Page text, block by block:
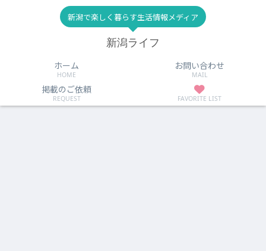
新潟で楽しく暮らす生活情報メディア
新潟ライフ
ホーム
HOME
お問い合わせ
MAIL
掲載のご依頼
REQUEST FAVORITE LIST